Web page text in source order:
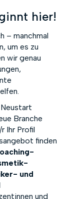
hier!
– manchmal
um es zu
wir genau
Branche
Ihr Profil
finden
und
und